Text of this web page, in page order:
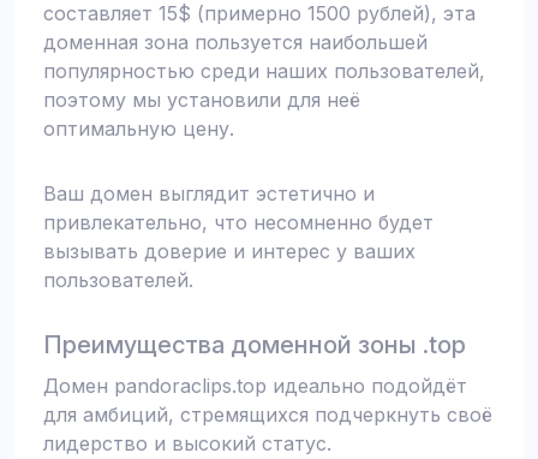
составляет 15$ (примерно 1500 рублей), эта
доменная зона пользуется наибольшей
популярностью среди наших пользователей,
поэтому мы установили для неё
оптимальную цену.
Ваш домен выглядит эстетично и
привлекательно, что несомненно будет
вызывать доверие и интерес у ваших
пользователей.
Преимущества доменной зоны .top
Домен pandoraclips.top идеально подойдёт
для амбиций, стремящихся подчеркнуть своё
лидерство и высокий статус.